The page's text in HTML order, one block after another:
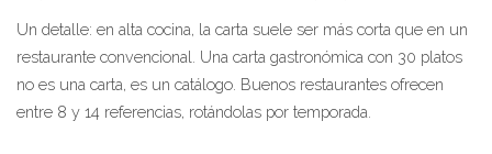
Un detalle: en alta cocina, la carta suele ser más corta que en un
restaurante convencional. Una carta gastronómica con 30 platos
no es una carta, es un catálogo. Buenos restaurantes ofrecen
entre 8 y 14 referencias, rotándolas por temporada.